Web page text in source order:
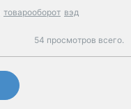
товарооборот вэд
54 просмотров всего.